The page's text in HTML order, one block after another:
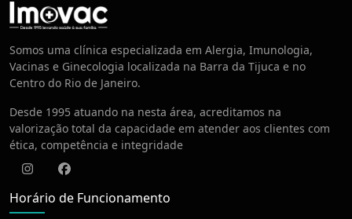
Centro de Vacinação
Somos uma clínica especializada em Alergia, Imunologia,
Vacinas e Ginecologia localizada na Barra da Tijuca e no
Centro do Rio de Janeiro.
Desde 1995 atuando na nesta área, acreditamos na
valorização total da capacidade em atender aos clientes com
ética, competência e integridade
InstagramFacebook
Horário de Funcionamento